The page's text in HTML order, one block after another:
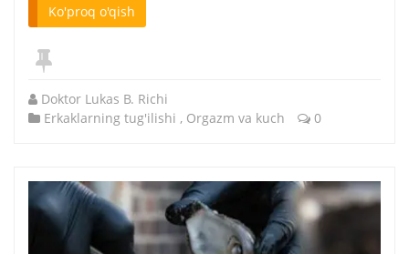
Ko'proq o'qish
Doktor Lukas B. Richi
Erkaklarning tug'ilishi , Orgazm va kuch 0